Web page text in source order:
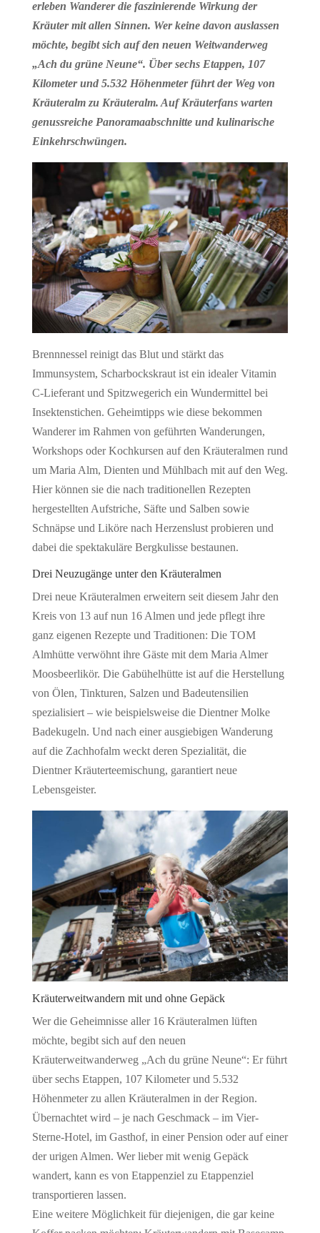
erleben Wanderer die faszinierende Wirkung der
Kräuter mit allen Sinnen. Wer keine davon auslassen
möchte, begibt sich auf den neuen Weitwanderweg
„Ach du grüne Neune“. Über sechs Etappen, 107
Kilometer und 5.532 Höhenmeter führt der Weg von
Kräuteralm zu Kräuteralm. Auf Kräuterfans warten
genussreiche Panoramaabschnitte und kulinarische
Einkehrschwüngen.
Brennnessel reinigt das Blut und stärkt das
Immunsystem, Scharbockskraut ist ein idealer Vitamin
C-Lieferant und Spitzwegerich ein Wundermittel bei
Insektenstichen. Geheimtipps wie diese bekommen
Wanderer im Rahmen von geführten Wanderungen,
Workshops oder Kochkursen auf den Kräuteralmen rund
um Maria Alm, Dienten und Mühlbach mit auf den Weg.
Hier können sie die nach traditionellen Rezepten
hergestellten Aufstriche, Säfte und Salben sowie
Schnäpse und Liköre nach Herzenslust probieren und
dabei die spektakuläre Bergkulisse bestaunen.
Drei Neuzugänge unter den Kräuteralmen
Drei neue Kräuteralmen erweitern seit diesem Jahr den
Kreis von 13 auf nun 16 Almen und jede pflegt ihre
ganz eigenen Rezepte und Traditionen: Die TOM
Almhütte verwöhnt ihre Gäste mit dem Maria Almer
Moosbeerlikör. Die Gabühelhütte ist auf die Herstellung
von Ölen, Tinkturen, Salzen und Badeutensilien
spezialisiert – wie beispielsweise die Dientner Molke
Badekugeln. Und nach einer ausgiebigen Wanderung
auf die Zachhofalm weckt deren Spezialität, die
Dientner Kräuterteemischung, garantiert neue
Lebensgeister.
Kräuterweitwandern mit und ohne Gepäck
Wer die Geheimnisse aller 16 Kräuteralmen lüften
möchte, begibt sich auf den neuen
Kräuterweitwanderweg „Ach du grüne Neune“: Er führt
über sechs Etappen, 107 Kilometer und 5.532
Höhenmeter zu allen Kräuteralmen in der Region.
Übernachtet wird – je nach Geschmack – im Vier-
Sterne-Hotel, im Gasthof, in einer Pension oder auf einer
der urigen Almen. Wer lieber mit wenig Gepäck
wandert, kann es von Etappenziel zu Etappenziel
transportieren lassen.
Eine weitere Möglichkeit für diejenigen, die gar keine